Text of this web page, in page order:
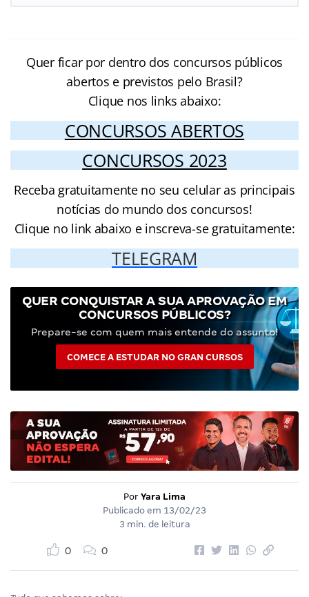
Quer ficar por dentro dos concursos públicos
abertos e previstos pelo Brasil?
Clique nos links abaixo:
CONCURSOS ABERTOS
CONCURSOS 2023
Receba gratuitamente no seu celular as principais
notícias do mundo dos concursos!
Clique no link abaixo e inscreva-se gratuitamente:
TELEGRAM
QUER CONQUISTAR A SUA APROVAÇÃO EM
CONCURSOS PÚBLICOS?
Prepare-se com quem mais entende do assunto!
COMECE A ESTUDAR NO GRAN CURSOS
Por Yara Lima
Publicado em 13/02/23
3 min. de leitura
0 0